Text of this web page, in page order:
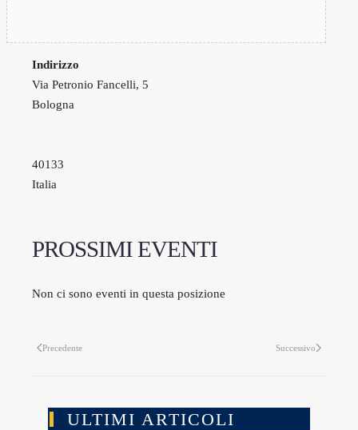
Indirizzo
Via Petronio Fancelli, 5
Bologna
40133
Italia
PROSSIMI EVENTI
Non ci sono eventi in questa posizione
Precedente Successivo
ULTIMI ARTICOLI